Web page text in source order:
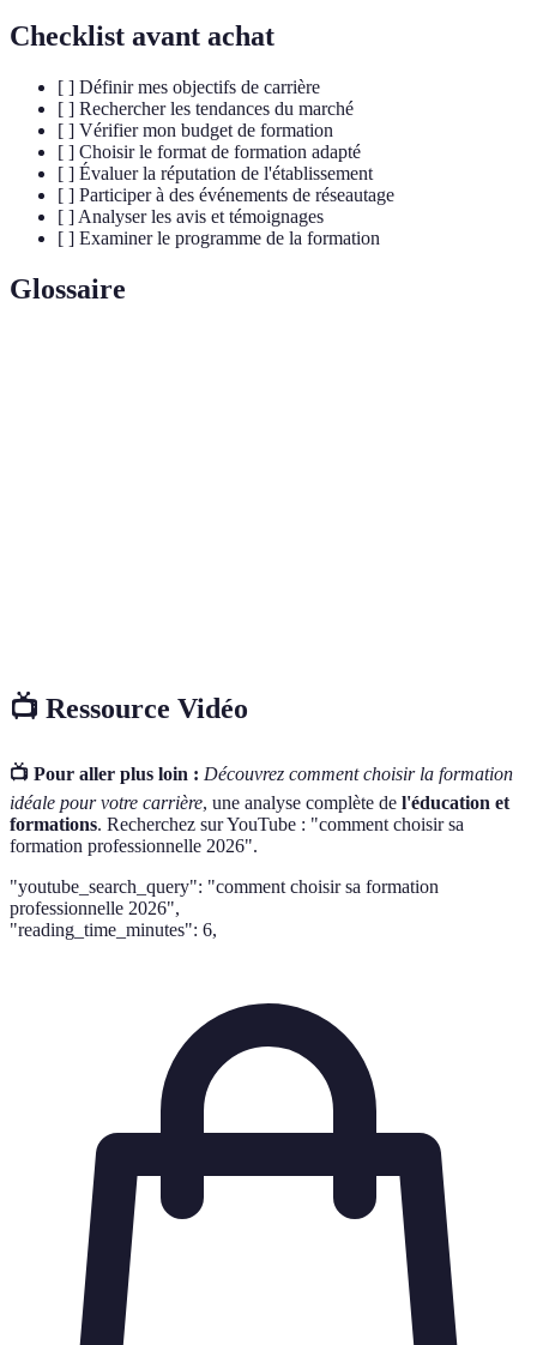
Checklist avant achat
[ ] Définir mes objectifs de carrière
[ ] Rechercher les tendances du marché
[ ] Vérifier mon budget de formation
[ ] Choisir le format de formation adapté
[ ] Évaluer la réputation de l'établissement
[ ] Participer à des événements de réseautage
[ ] Analyser les avis et témoignages
[ ] Examiner le programme de la formation
Glossaire
📺 Ressource Vidéo
📺 Pour aller plus loin : Découvrez comment choisir la formation
idéale pour votre carrière, une analyse complète de l'éducation et
formations. Recherchez sur YouTube : "comment choisir sa
formation professionnelle 2026".
"youtube_search_query": "comment choisir sa formation
professionnelle 2026",
"reading_time_minutes": 6,